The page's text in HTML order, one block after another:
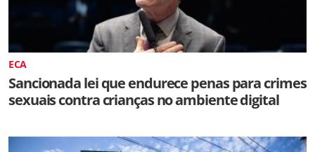
ECA
Sancionada lei que endurece penas para crimes
sexuais contra crianças no ambiente digital